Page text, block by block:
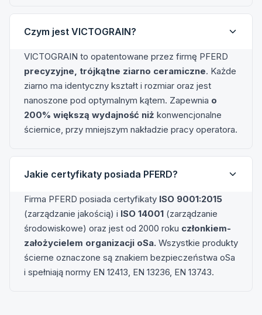
Czym jest VICTOGRAIN?
VICTOGRAIN to opatentowane przez firmę PFERD
precyzyjne, trójkątne ziarno ceramiczne. Każde
ziarno ma identyczny kształt i rozmiar oraz jest
nanoszone pod optymalnym kątem. Zapewnia o
200% większą wydajność niż konwencjonalne
ściernice, przy mniejszym nakładzie pracy operatora.
Jakie certyfikaty posiada PFERD?
Firma PFERD posiada certyfikaty ISO 9001:2015
(zarządzanie jakością) i ISO 14001 (zarządzanie
środowiskowe) oraz jest od 2000 roku członkiem-
założycielem organizacji oSa. Wszystkie produkty
ścierne oznaczone są znakiem bezpieczeństwa oSa
i spełniają normy EN 12413, EN 13236, EN 13743.